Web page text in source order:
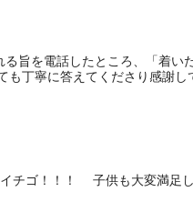
旨を電話したところ、「着い
も丁寧に答えてくださり感謝
チゴ！！！ 子供も大変満足